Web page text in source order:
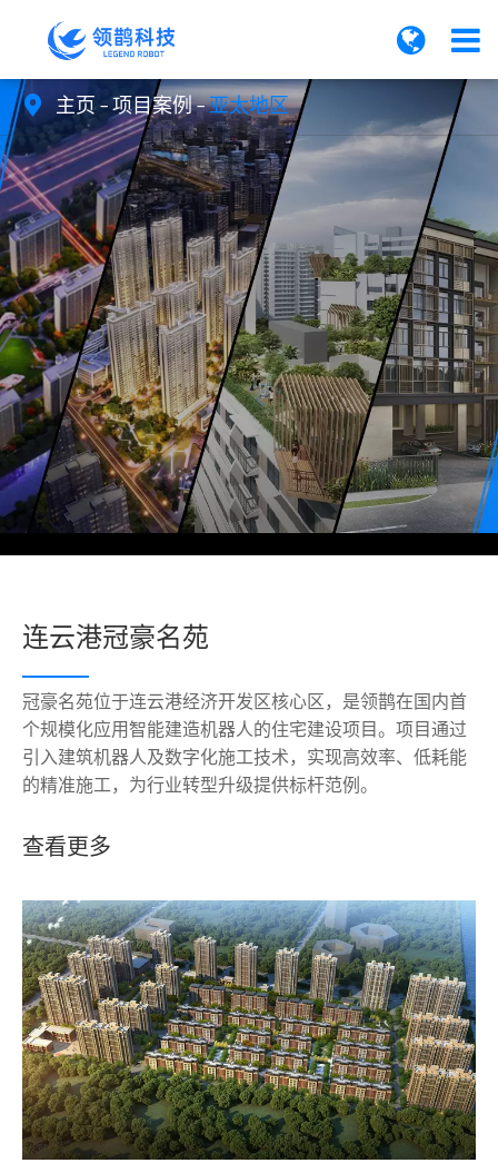
 主页 项目案例 亚太地区
连云港冠豪名苑
冠豪名苑位于连云港经济开发区核心区，是领鹊在国内首
个规模化应用智能建造机器人的住宅建设项目。项目通过
引入建筑机器人及数字化施工技术，实现高效率、低耗能
的精准施工，为行业转型升级提供标杆范例。
查看更多